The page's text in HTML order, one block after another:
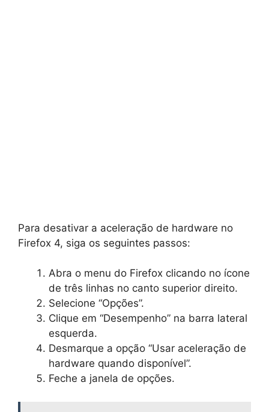
Para desativar a aceleração de hardware no
Firefox 4, siga os seguintes passos:
Abra o menu do Firefox clicando no ícone
de três linhas no canto superior direito.
Selecione “Opções”.
Clique em “Desempenho” na barra lateral
esquerda.
Desmarque a opção “Usar aceleração de
hardware quando disponível”.
Feche a janela de opções.